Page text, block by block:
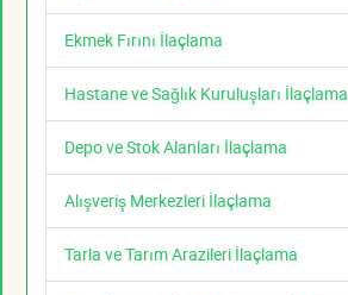
Ekmek Fırını İlaçlama
Hastane ve Sağlık Kuruluşları İlaçlama
Depo ve Stok Alanları İlaçlama
Alışveriş Merkezleri İlaçlama
Tarla ve Tarım Arazileri İlaçlama